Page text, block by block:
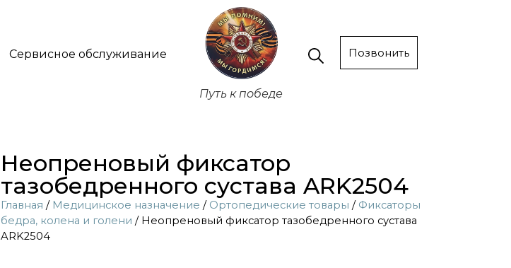
Сервисное обслуживание
Путь к победе
Позвонить
Неопреновый фиксатор
тазобедренного сустава ARK2504
Главная / Медицинское назначение / Ортопедические товары / Фиксаторы
бедра, колена и голени / Неопреновый фиксатор тазобедренного сустава
ARK2504